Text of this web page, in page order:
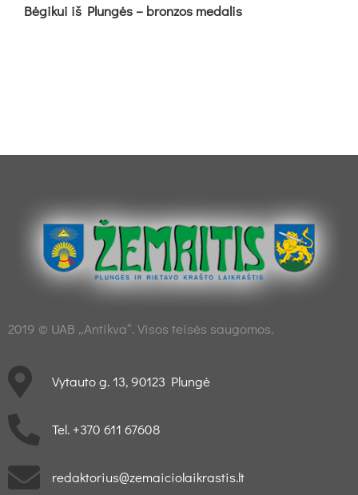
Bė­gi­kui iš Plun­gės – bron­zos me­da­lis
2019 © UAB „Antikva“. Visos teisės saugomos.
Vytauto g. 13, 90123 Plungė
Tel. +370 611 67608
redaktorius@zemaiciolaikrastis.lt